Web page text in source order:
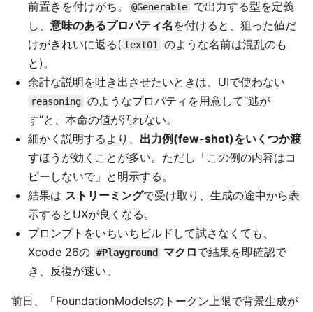
前置きを付けがち。
@Generable
で出力する型を定義
し、 意味のあるプロパティ名 を付けると、狙った値だ
けがきれいに返る( text01
のような名前は混乱のも
と)。
余計な説明を吐き出させたいときは、UIで使わない
reasoning のようなプロパティを用意して“逃が
す”と、本命の値が汚れない。
細かく説明するより、 出力例(few-shot)をいくつか渡
すほうが効くことが多い。ただし「この例の内容はコ
ピーしないで」と明示する。
結果は ストリーミングで受け取り、生成の途中から表
示するとUXが良くなる。
プロンプトをいちいちビルドして試さなくても、
Xcode 26の #Playground マクロで結果を即確認で
き、反復が速い。
前日、「FoundationModelsのトークン上限で背景生成が